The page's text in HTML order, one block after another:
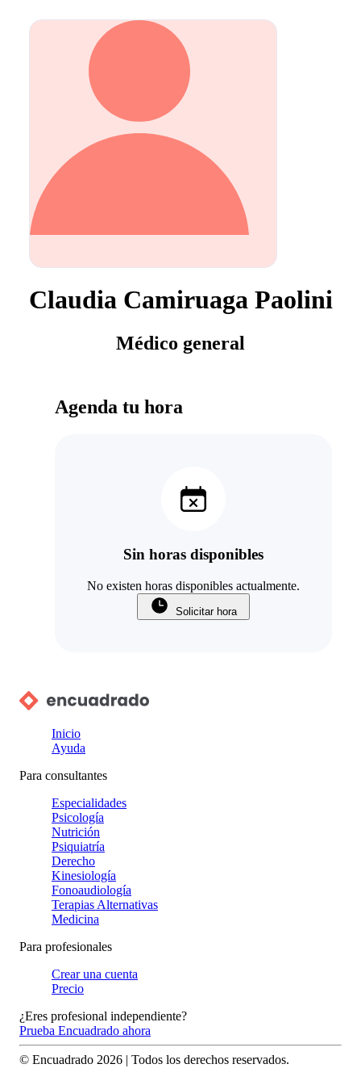
Claudia Camiruaga Paolini
Médico general
Agenda tu hora
Sin horas disponibles
No existen horas disponibles actualmente.
Solicitar hora
Inicio
Ayuda
Para consultantes
Especialidades
Psicología
Nutrición
Psiquiatría
Derecho
Kinesiología
Fonoaudiología
Terapias Alternativas
Medicina
Para profesionales
Crear una cuenta
Precio
¿Eres profesional independiente?
Prueba Encuadrado ahora
© Encuadrado 2026 | Todos los derechos reservados.